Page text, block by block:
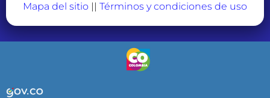
Mapa del sitio || Términos y condiciones de uso